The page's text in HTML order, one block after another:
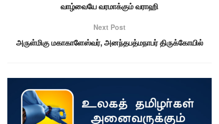
வாழ்வையே வரமாக்கும் வராஹி
Next Post
அருள்மிகு மகாகாளேஸ்வர், அனந்தபத்மநாபர் திருக்கோயில்